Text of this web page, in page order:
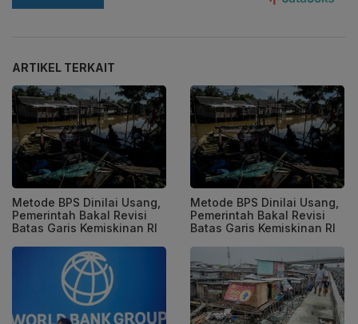
ARTIKEL TERKAIT
Metode BPS Dinilai Usang,
Pemerintah Bakal Revisi
Batas Garis Kemiskinan RI
Metode BPS Dinilai Usang,
Pemerintah Bakal Revisi
Batas Garis Kemiskinan RI